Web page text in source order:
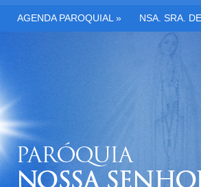
AGENDA PAROQUIAL » NSA. SRA.